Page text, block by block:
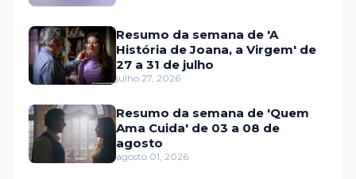
Resumo da semana de 'A
História de Joana, a Virgem' de
27 a 31 de julho
julho 27, 2026
Resumo da semana de 'Quem
Ama Cuida' de 03 a 08 de
agosto
agosto 01, 2026